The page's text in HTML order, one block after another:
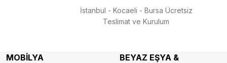
İstanbul - Kocaeli - Bursa Ücretsiz
Teslimat ve Kurulum
MOBİLYA
BEYAZ EŞYA &